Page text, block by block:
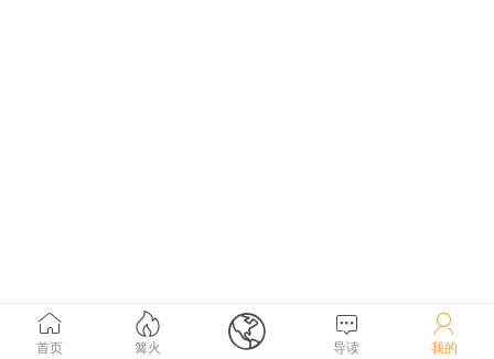

首页

篝火  
导读

我的